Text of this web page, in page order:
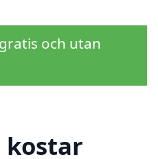
och utan
kostar